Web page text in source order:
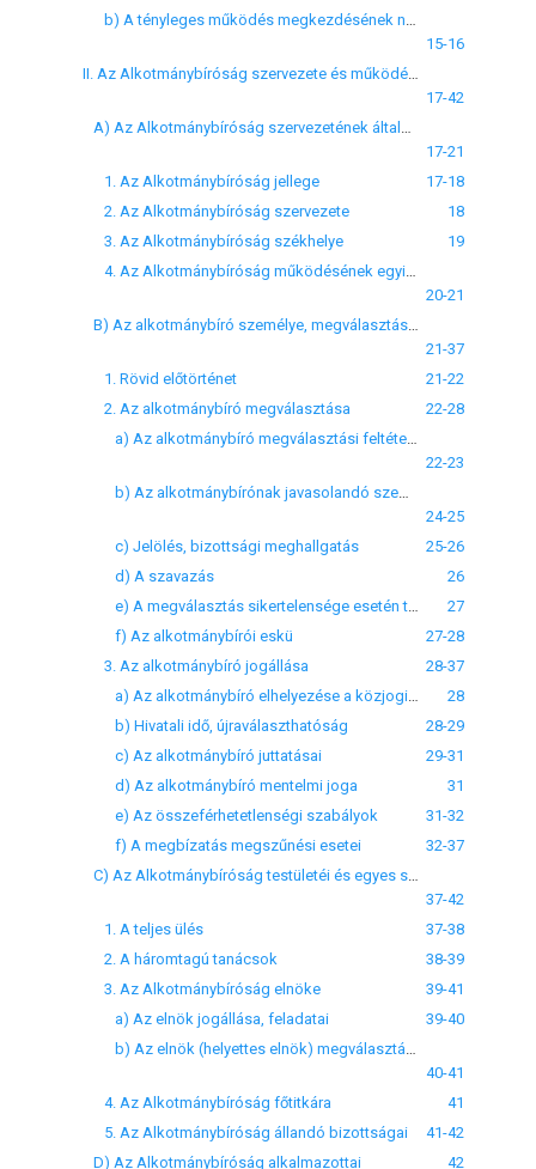
15-16
17-42
17-21
1. Az Alkotmánybíróság jellege
17-18
2. Az Alkotmánybíróság szervezete
18
3. Az Alkotmánybíróság székhelye
19
20-21
21-37
1. Rövid előtörténet
21-22
2. Az alkotmánybíró megválasztása
22-28
22-23
24-25
c) Jelölés, bizottsági meghallgatás
25-26
d) A szavazás
26
27
f) Az alkotmánybírói eskü
27-28
3. Az alkotmánybíró jogállása
28-37
28
b) Hivatali idő, újraválaszthatóság
28-29
c) Az alkotmánybíró juttatásai
29-31
d) Az alkotmánybíró mentelmi joga
31
e) Az összeférhetetlenségi szabályok
31-32
f) A megbízatás megszűnési esetei
32-37
37-42
1. A teljes ülés
37-38
2. A háromtagú tanácsok
38-39
3. Az Alkotmánybíróság elnöke
39-41
a) Az elnök jogállása, feladatai
39-40
40-41
4. Az Alkotmánybíróság főtitkára
41
5. Az Alkotmánybíróság állandó bizottságai
41-42
D) Az Alkotmánybíróság alkalmazottai
42